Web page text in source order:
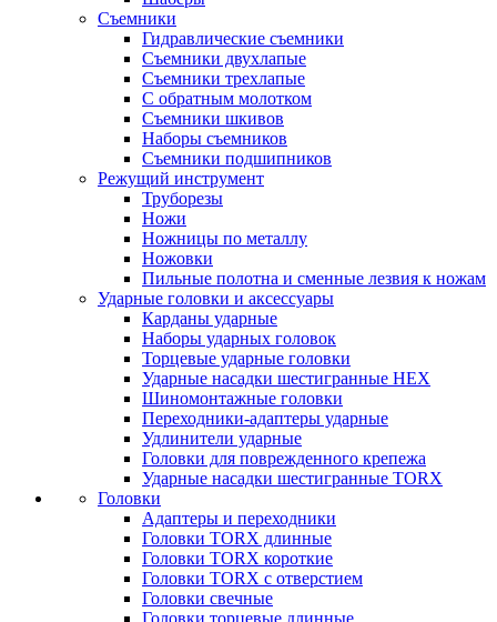
Съемники
Гидравлические съемники
Съемники двухлапые
Съемники трехлапые
С обратным молотком
Съемники шкивов
Наборы съемников
Съемники подшипников
Режущий инструмент
Труборезы
Ножи
Ножницы по металлу
Ножовки
Пильные полотна и сменные лезвия к ножам
Ударные головки и аксессуары
Карданы ударные
Наборы ударных головок
Торцевые ударные головки
Ударные насадки шестигранные HEX
Шиномонтажные головки
Переходники-адаптеры ударные
Удлинители ударные
Головки для поврежденного крепежа
Ударные насадки шестигранные TORX
Головки
Адаптеры и переходники
Головки TORX длинные
Головки TORX короткие
Головки TORX с отверстием
Головки свечные
Головки торцевые длинные